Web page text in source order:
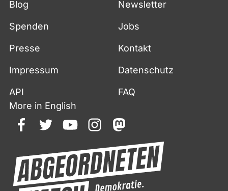
Blog Newsletter
Spenden Jobs
Presse Kontakt
Impressum Datenschutz
API
FAQ
More in English
facebooktwitteryoutubeinstagrammastodon